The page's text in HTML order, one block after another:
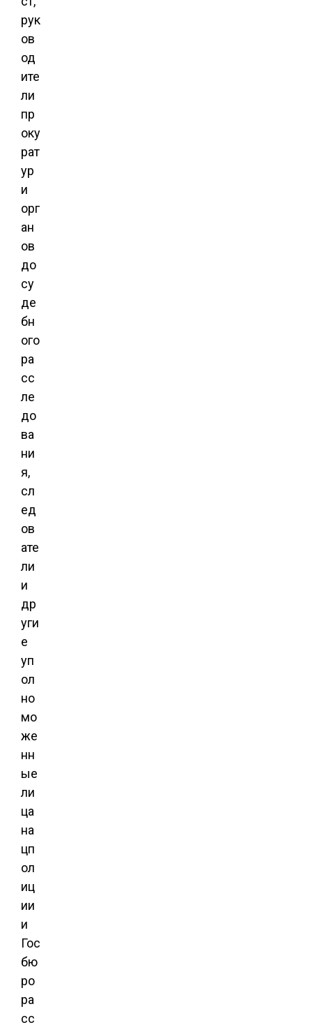
рук
ов
од
ите
ли
пр
оку
рат
ур
и
орг
ан
ов
до
су
де
бн
ого
ра
сс
ле
до
ва
ни
я,
сл
ед
ов
ате
ли
и
др
уги
е
уп
ол
но
мо
же
нн
ые
ли
ца
на
цп
ол
иц
ии
и
Гос
бю
ро
ра
сс